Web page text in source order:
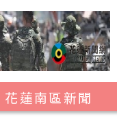
花蓮南區新聞